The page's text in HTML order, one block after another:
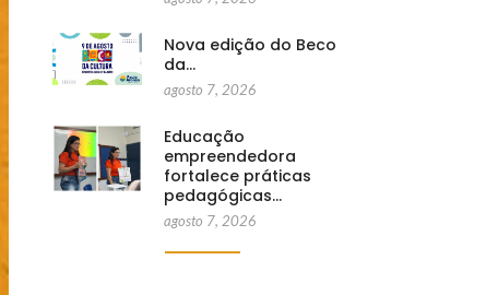
Nova edição do Beco
da…
agosto 7, 2026
Educação
empreendedora
fortalece práticas
pedagógicas…
agosto 7, 2026